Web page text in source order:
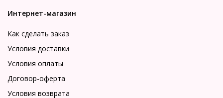
Интернет-магазин
Как сделать заказ
Условия доставки
Условия оплаты
Договор-оферта
Условия возврата